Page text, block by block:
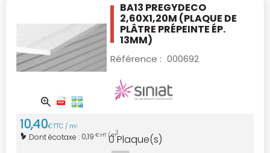
BA13 PREGYDECO
2,60X1,20M (PLAQUE DE
PLÂTRE PRÉPEINTE ÉP.
13MM)
Référence : 000692
10,40€TTC / m2
Dont écotaxe : 0,19 € HT / m2
0 Plaque(s)